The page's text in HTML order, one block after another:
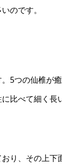
のです。
5つの仙椎が
比べて細く長
り、その上下